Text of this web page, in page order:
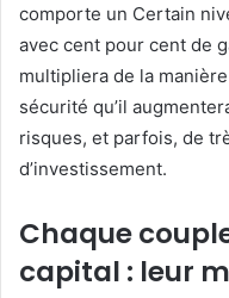
comporte un Certain
avec cent pour cent de
multipliera de la
sécurité qu’il
risques, et parfois, de
d’investissement.
Chaque
capital : leur